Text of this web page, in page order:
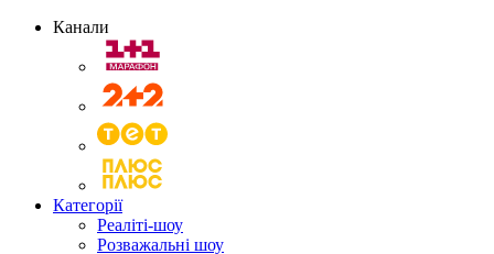
Канали
Категорії
Реаліті-шоу
Розважальні шоу